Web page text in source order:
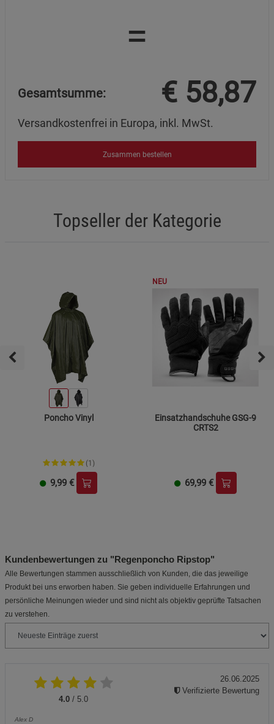
=
Gesamtsumme: € 58,87
Versandkostenfrei in Europa, inkl. MwSt.
Zusammen bestellen
Topseller der Kategorie
Poncho Vinyl
(1)
9,99 €
NEU
Einsatzhandschuhe GSG-9
CRTS2
69,99 €
Kundenbewertungen zu "Regenponcho Ripstop"
Alle Bewertungen stammen ausschließlich von Kunden, die das jeweilige
Produkt bei uns erworben haben. Sie geben individuelle Erfahrungen und
persönliche Meinungen wieder und sind nicht als objektiv geprüfte Tatsachen
zu verstehen.
4.0 / 5.0
Alex D
26.06.2025
Verifizierte Bewertung
Beschreibung Marketing Cookies
Datenschutzerklärung Impressum